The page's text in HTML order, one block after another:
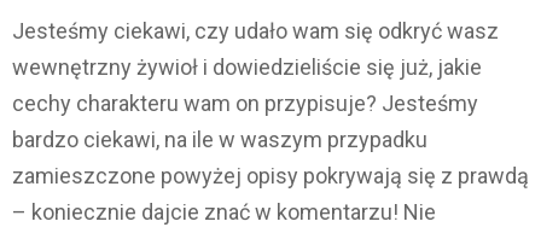
Jesteśmy ciekawi, czy udało wam się odkryć wasz
wewnętrzny żywioł i dowiedzieliście się już, jakie
cechy charakteru wam on przypisuje? Jesteśmy
bardzo ciekawi, na ile w waszym przypadku
zamieszczone powyżej opisy pokrywają się z prawdą
– koniecznie dajcie znać w komentarzu! Nie